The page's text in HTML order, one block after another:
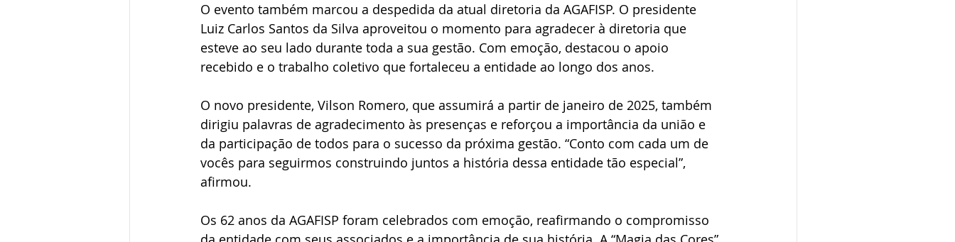
O evento também marcou a despedida da atual diretoria da AGAFISP. O presidente
Luiz Carlos Santos da Silva aproveitou o momento para agradecer à diretoria que
esteve ao seu lado durante toda a sua gestão. Com emoção, destacou o apoio
recebido e o trabalho coletivo que fortaleceu a entidade ao longo dos anos.
O novo presidente, Vilson Romero, que assumirá a partir de janeiro de 2025, também
dirigiu palavras de agradecimento às presenças e reforçou a importância da união e
da participação de todos para o sucesso da próxima gestão. “Conto com cada um de
vocês para seguirmos construindo juntos a história dessa entidade tão especial”,
afirmou.
Os 62 anos da AGAFISP foram celebrados com emoção, reafirmando o compromisso